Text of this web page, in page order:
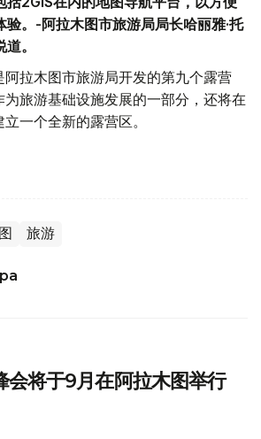
验。-阿拉木图市旅游局局长哈丽雅·托
。
拉木图市旅游局开发的第九个露营
旅游基础设施发展的一部分，还将在
一个全新的露营区。
旅游
会将于9月在阿拉木图举行